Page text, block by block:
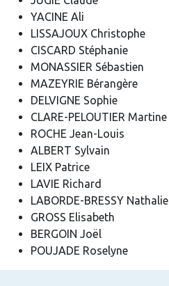
YACINE Ali
LISSAJOUX Christophe
CISCARD Stéphanie
MONASSIER Sébastien
MAZEYRIE Bérangère
DELVIGNE Sophie
CLARE-PELOUTIER Martine
ROCHE Jean-Louis
ALBERT Sylvain
LEIX Patrice
LAVIE Richard
LABORDE-BRESSY Nathalie
GROSS Elisabeth
BERGOIN Joël
POUJADE Roselyne